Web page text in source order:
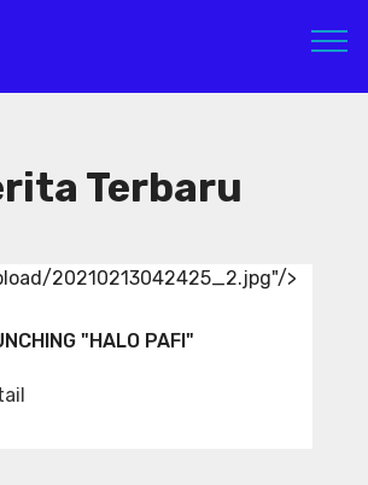
Terbaru
20210213042425_2.jpg"/>
"HALO PAFI"